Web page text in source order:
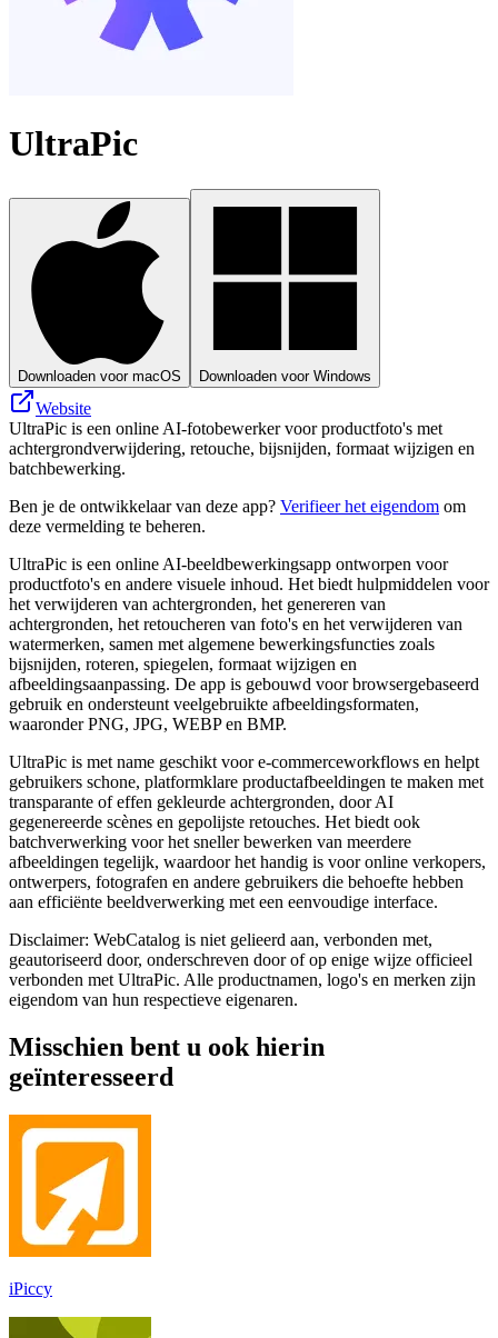
UltraPic
Downloaden voor macOS Downloaden voor Windows
Website
UltraPic is een online AI-fotobewerker voor productfoto's met
achtergrondverwijdering, retouche, bijsnijden, formaat wijzigen en
batchbewerking.
Ben je de ontwikkelaar van deze app? Verifieer het eigendom om
deze vermelding te beheren.
UltraPic is een online AI-beeldbewerkingsapp ontworpen voor
productfoto's en andere visuele inhoud. Het biedt hulpmiddelen voor
het verwijderen van achtergronden, het genereren van
achtergronden, het retoucheren van foto's en het verwijderen van
watermerken, samen met algemene bewerkingsfuncties zoals
bijsnijden, roteren, spiegelen, formaat wijzigen en
afbeeldingsaanpassing. De app is gebouwd voor browsergebaseerd
gebruik en ondersteunt veelgebruikte afbeeldingsformaten,
waaronder PNG, JPG, WEBP en BMP.
UltraPic is met name geschikt voor e-commerceworkflows en helpt
gebruikers schone, platformklare productafbeeldingen te maken met
transparante of effen gekleurde achtergronden, door AI
gegenereerde scènes en gepolijste retouches. Het biedt ook
batchverwerking voor het sneller bewerken van meerdere
afbeeldingen tegelijk, waardoor het handig is voor online verkopers,
ontwerpers, fotografen en andere gebruikers die behoefte hebben
aan efficiënte beeldverwerking met een eenvoudige interface.
Disclaimer: WebCatalog is niet gelieerd aan, verbonden met,
geautoriseerd door, onderschreven door of op enige wijze officieel
verbonden met UltraPic. Alle productnamen, logo's en merken zijn
eigendom van hun respectieve eigenaren.
Misschien bent u ook hierin
geïnteresseerd
iPiccy